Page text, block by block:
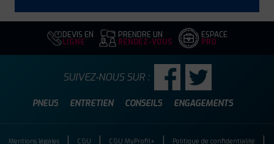
DEVIS EN
LIGNE
PRENDRE UN
RENDEZ-VOUS
ESPACE
PRO
PNEUS ENTRETIEN CONSEILS ENGAGEMENTS
SUIVEZ-NOUS SUR :
Mentions légales CGU CGU MyProfil+ Politique de confidentialité